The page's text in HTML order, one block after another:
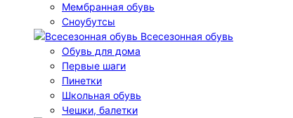
Мембранная обувь
Сноубутсы
Всесезонная обувь
Обувь для дома
Первые шаги
Пинетки
Школьная обувь
Чешки, балетки